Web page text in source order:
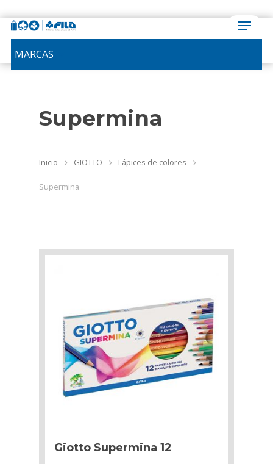
MARCAS
Supermina
Inicio GIOTTO Lápices de colores
Supermina
Giotto Supermina 12